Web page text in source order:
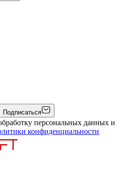
Подписаться
персональных данных и
конфиденциальности